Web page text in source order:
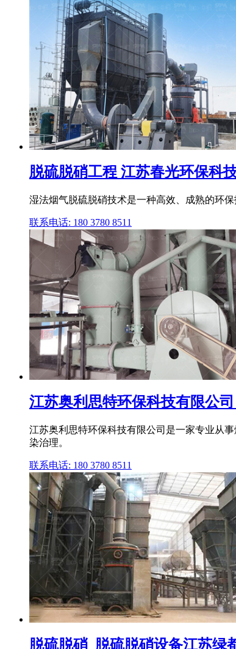
脱硫脱硝工程 江苏春光环保科
湿法烟气脱硫脱硝技术是一种高效、成熟的环
联系电话: 180 3780 8511
江苏奥利思特环保科技有限公
江苏奥利思特环保科技有限公司是一家专业从
染治理。
联系电话: 180 3780 8511
脱硫脱硝_脱硫脱硝设备江苏绿